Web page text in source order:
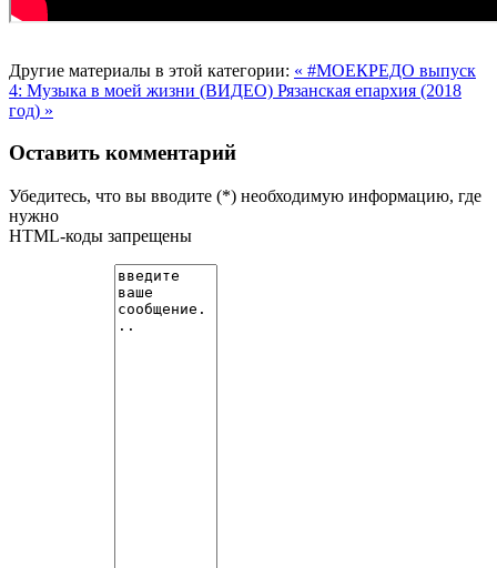
Другие материалы в этой категории: « #МОЕКРЕДО выпуск
4: Музыка в моей жизни (ВИДЕО) Рязанская епархия (2018
год) »
Оставить комментарий
Убедитесь, что вы вводите (*) необходимую информацию, где
нужно
HTML-коды запрещены